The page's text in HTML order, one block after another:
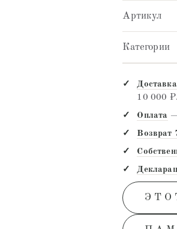
Артикул
Категории
10 000 ₽.
Оплата
Возврат